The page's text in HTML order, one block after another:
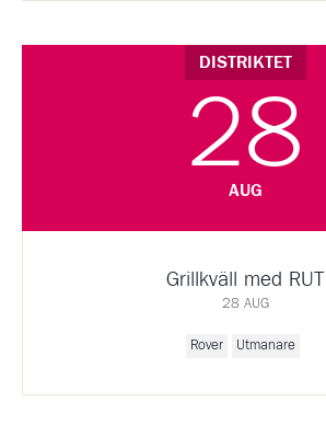
DISTRIKTET
28
AUG
Grillkväll med RUT
28 AUG
Rover Utmanare